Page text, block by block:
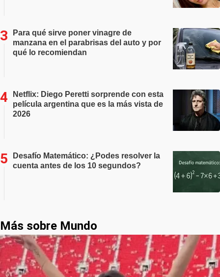
Para qué sirve poner vinagre de
manzana en el parabrisas del auto y por
qué lo recomiendan
Netflix: Diego Peretti sorprende con esta
película argentina que es la más vista de
2026
Desafío Matemático: ¿Podes resolver la
cuenta antes de los 10 segundos?
Más sobre Mundo